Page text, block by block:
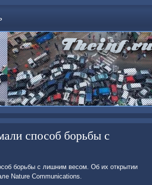
способ борьбы с
борьбы с лишним весом. Об их открытии
Nature Communications.